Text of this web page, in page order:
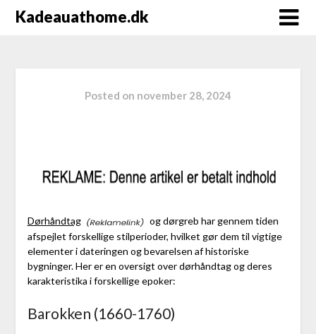
Kadeauathome.dk
Posted on november 28, 2024
Dørhåndtag
og dørgreb har gennem tiden
afspejlet forskellige stilperioder, hvilket gør dem til vigtige
elementer i dateringen og bevarelsen af historiske
bygninger. Her er en oversigt over dørhåndtag og deres
karakteristika i forskellige epoker:
Barokken (1660-1760)